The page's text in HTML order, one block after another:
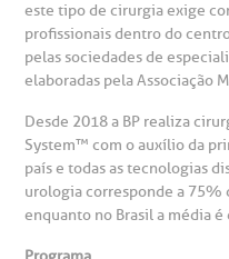
Saiba
Endereço:
R. Martiniano de
Conosco
de Benchmarking
Centro de
frequentes
este tipo de cirurgia exige
profissionais dentro do
pelas sociedades de
elaboradas pela Associação
Desde 2018 a BP realiza
System™️ com o auxílio da
país e todas as tecnologias
urologia corresponde a 75%
enquanto no Brasil a média